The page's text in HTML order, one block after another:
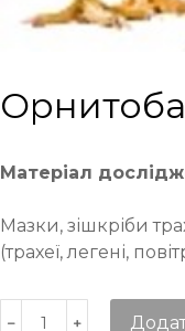
Матеріал
Мазки, зішкріби
(трахеї, легені,